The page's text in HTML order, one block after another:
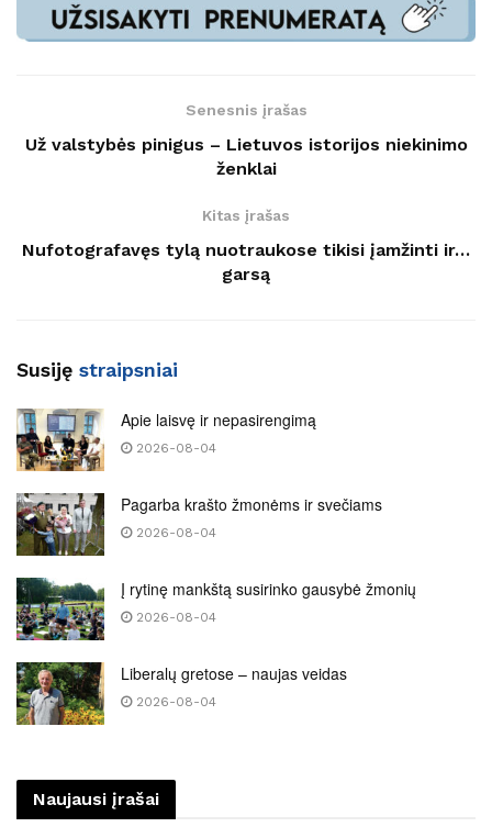
Senesnis įrašas
Už valstybės pinigus – Lietuvos istorijos niekinimo
ženklai
Kitas įrašas
Nufotografavęs tylą nuotraukose tikisi įamžinti ir…
garsą
Susiję straipsniai
Apie laisvę ir nepasirengimą
2026-08-04
Pagarba krašto žmonėms ir svečiams
2026-08-04
Į rytinę mankštą susirinko gausybė žmonių
2026-08-04
Liberalų gretose – naujas veidas
2026-08-04
Naujausi įrašai